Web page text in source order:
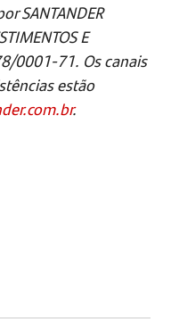
SANTANDER
E
0001-71. Os canais
estão
.